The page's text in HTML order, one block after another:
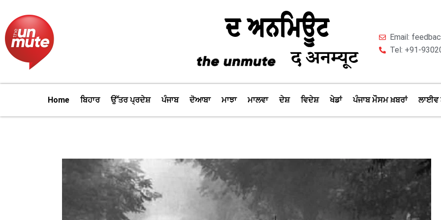
content
Email:
Tel: +91-
Home ਬਿਹਾਰ ਉੱਤਰ ਪ੍ਰਦੇਸ਼ ਪੰਜਾਬ ਦੋਆਬਾ ਮਾਝਾ ਮਾਲਵਾ ਦੇਸ਼ ਵਿਦੇਸ਼ ਖੇਡਾਂ ਪੰਜਾਬ ਮੌਸਮ ਖ਼ਬਰਾਂ ਲਾਈਵ